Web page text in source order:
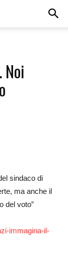
sindaco di
ma anche il
del voto”
immagina-il-